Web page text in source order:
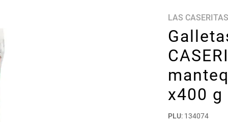
LAS CASERITAS
x400 g
PLU: 134074